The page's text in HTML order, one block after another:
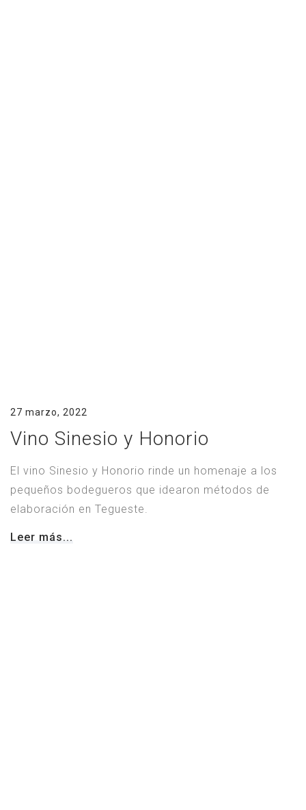
27 marzo, 2022
Vino Sinesio y Honorio
El vino Sinesio y Honorio rinde un homenaje a los
pequeños bodegueros que idearon métodos de
elaboración en Tegueste.
Leer más...